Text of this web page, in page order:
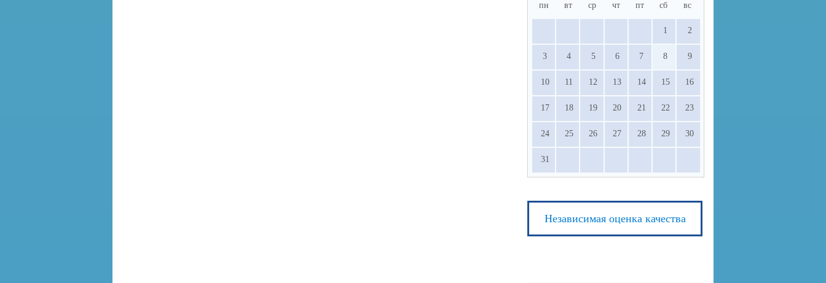
пн вт ср чт пт сб вс
1 2
3 4 5 6 7 8 9
10 11 12 13 14 15 16
17 18 19 20 21 22 23
24 25 26 27 28 29 30
31
Независимая оценка качества